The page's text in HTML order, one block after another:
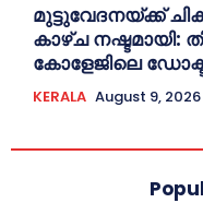
മുട്ടുവേദനയ്ക്ക്
കാഴ്ച നഷ്ടമായി:
കോളേജിലെ
KERALA August 9, 2026